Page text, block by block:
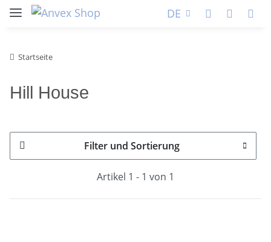
DE
Startseite
Hill House
Filter und Sortierung
Artikel 1 - 1 von 1